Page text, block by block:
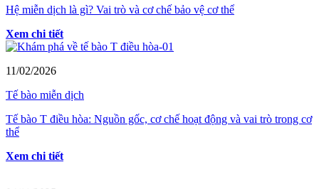
Hệ miễn dịch là gì? Vai trò và cơ chế bảo vệ cơ thể
Xem chi tiết
11/02/2026
Tế bào miễn dịch
Tế bào T điều hòa: Nguồn gốc, cơ chế hoạt động và vai trò trong cơ
thể
Xem chi tiết